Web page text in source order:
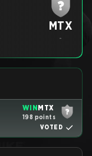
MTX
-
WINMTX
198 points
VOTED